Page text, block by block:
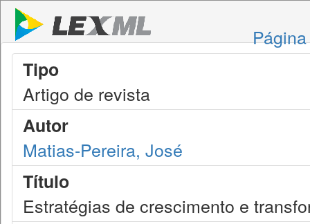
Tipo
Artigo de revista
Autor
Matias-Pereira, José
Título
Estratégias de crescimento e